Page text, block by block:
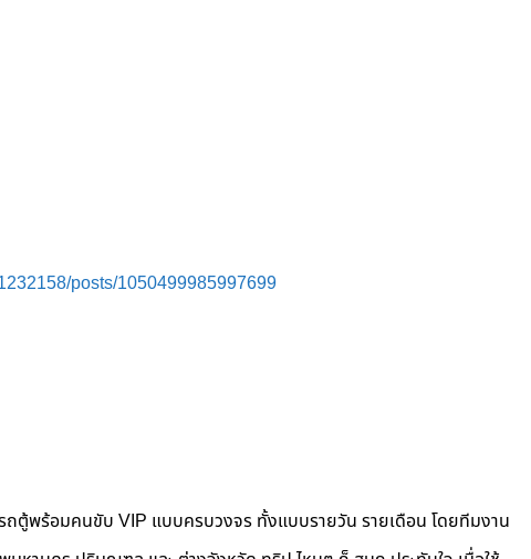
posts/1050499985997699
รถตู้พร้อมคนขับ VIP แบบครบวงจร ทั้งแบบรายวัน รายเดือน โดยทีมงาน